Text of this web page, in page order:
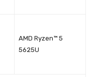
AMD Ryzen™ 5
5625U